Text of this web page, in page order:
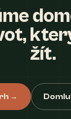
žít.
→